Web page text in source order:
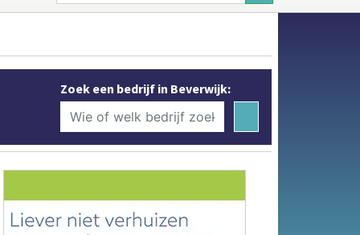
Zoek een bedrijf in Beverwijk: